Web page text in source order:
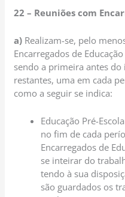
22 – Reuniões com
a) Realizam-se, pelo
Encarregados de
sendo a primeira antes
restantes, uma em cada
como a seguir se indica:
Educação Pré-
no fim de cada
Encarregados de
se inteirar do
tendo à sua
são guardados os